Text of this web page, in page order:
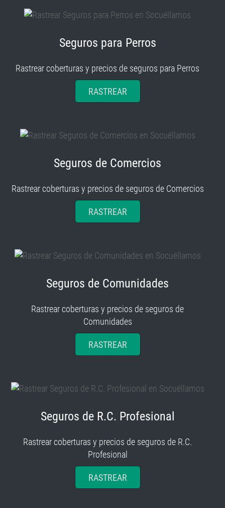
Seguros para Perros
Rastrear coberturas y precios de seguros para Perros
RASTREAR
Seguros de Comercios
Rastrear coberturas y precios de seguros de Comercios
RASTREAR
Seguros de Comunidades
Rastrear coberturas y precios de seguros de
Comunidades
RASTREAR
Seguros de R.C. Profesional
Rastrear coberturas y precios de seguros de R.C.
Profesional
RASTREAR